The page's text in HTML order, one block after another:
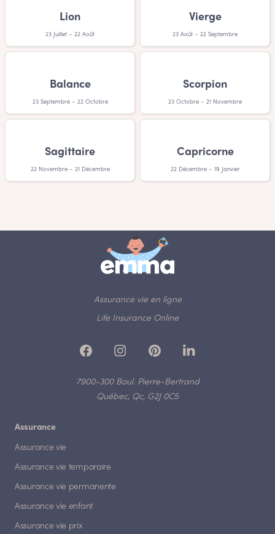
Lion
23 Juillet – 22 Août
Vierge
23 Août – 22 Septembre
Balance
23 Septembre – 22 Octobre
Scorpion
23 Octobre – 21 Novembre
Sagittaire
22 Novembre – 21 Décembre
Capricorne
22 Décembre – 19 Janvier
Assurance vie en ligne
Life Insurance Online
7900-300 Boul. Pierre-Bertrand
Québec, Qc, G2J 0C5
Assurance
Assurance vie
Assurance vie temporaire
Assurance vie permanente
Assurance vie enfant
Assurance vie prix